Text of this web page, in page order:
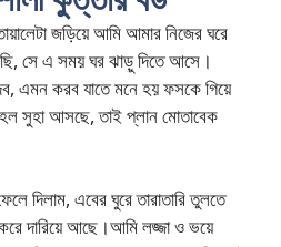
জড়িয়ে আমি আমার নিজের ঘরে
সে এ সময় ঘর ঝাড়ু দিতে আসে।
এমন করব যাতে মনে হয় ফসকে গিয়ে
হল সুহা আসছে, তাই প্লান মোতাবেক
দিলাম, এবের ঘুরে তারাতারি তুলতে
দারিয়ে আছে।আমি লজ্জা ও ভয়ে